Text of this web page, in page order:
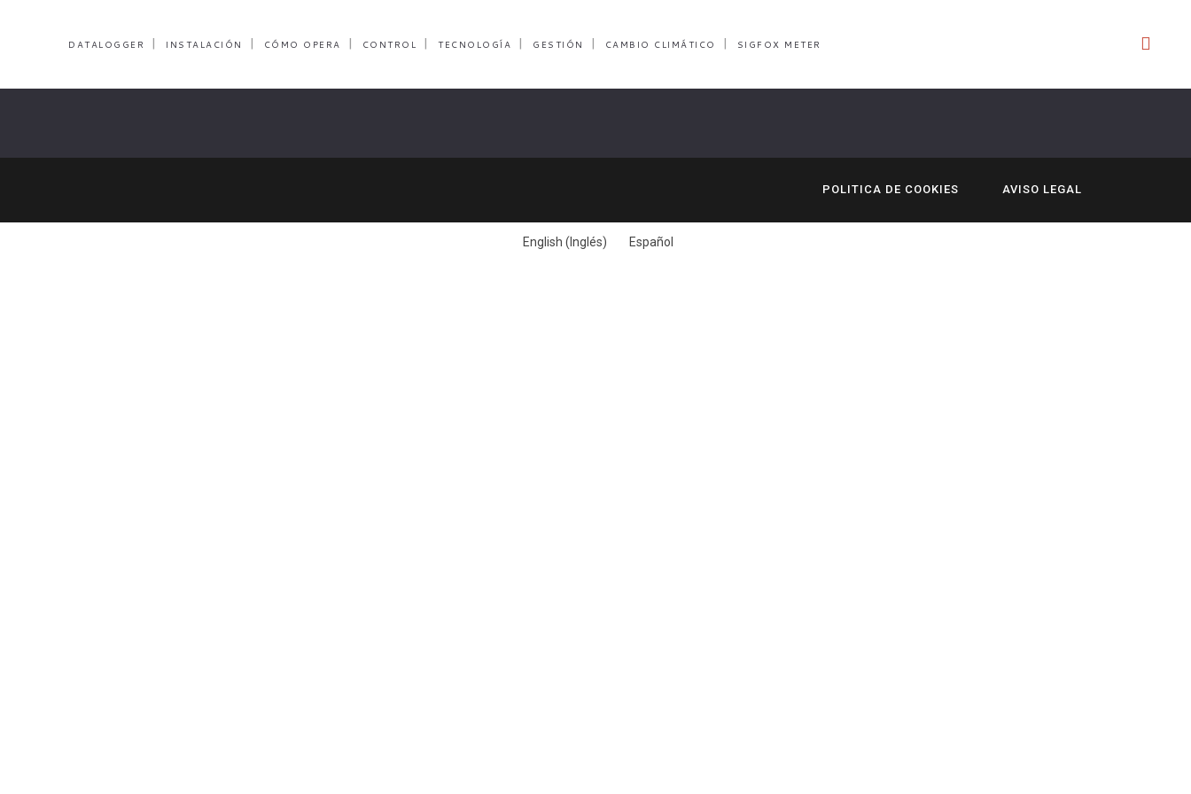
DATALOGGER INSTALACIÓN CÓMO OPERA CONTROL TECNOLOGÍA GESTIÓN CAMBIO CLIMÁTICO SIGFOX METER
POLITICA DE COOKIES AVISO LEGAL
English ( Inglés) Español